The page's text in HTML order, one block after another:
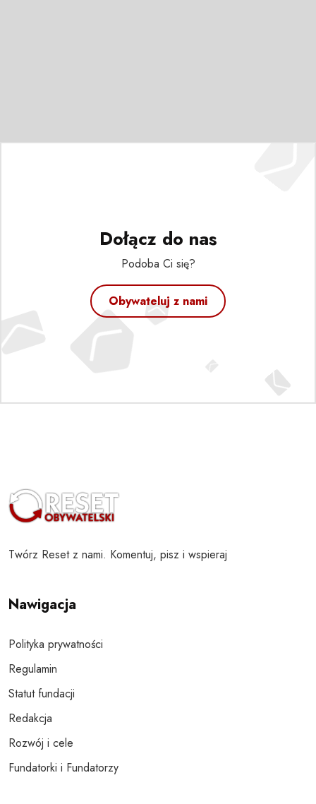
Dołącz do nas
Podoba Ci się?
Obywateluj z nami
Twórz Reset z nami. Komentuj, pisz i wspieraj
Nawigacja
Polityka prywatności
Regulamin
Statut fundacji
Redakcja
Rozwój i cele
Fundatorki i Fundatorzy